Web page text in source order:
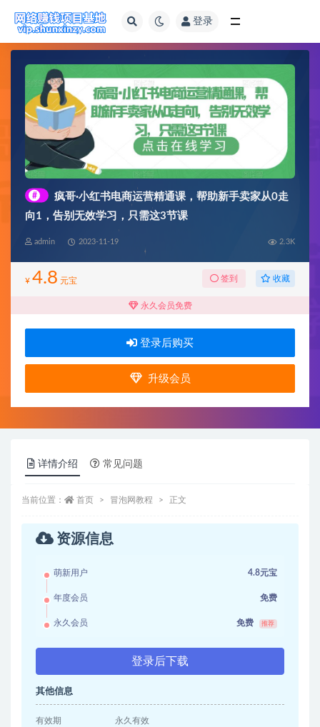
登录
#
疯哥·小红书电商运营精通课，帮助新手卖家从0走
向1，告别无效学习，只需这3节课
admin 2023-11-19 2.3K
¥ 4.8 元宝 签到 收藏
永久会员免费
登录后购买
升级会员
详情介绍 常见问题
当前位置： 首页 冒泡网教程 正文
资源信息
萌新用户 4.8元宝
年度会员 免费
永久会员 免费 推荐
登录后下载
其他信息
有效期 永久有效